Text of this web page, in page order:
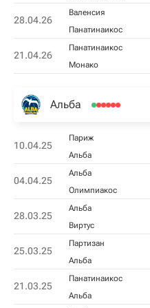
28.04.26
Валенсия
Панатинаикос
21.04.26
Панатинаикос
Монако
Альба
10.04.25
Париж
Альба
04.04.25
Альба
Олимпиакос
28.03.25
Альба
Виртус
25.03.25
Партизан
Альба
21.03.25
Панатинаикос
Альба